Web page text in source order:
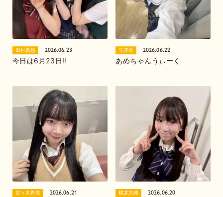
田村真悠 2026.06.23
今日は6月23日‼️
立花菖 2026.06.22
あめちゃんうぃーく
佐々木希美 2026.06.21 横井志穂 2026.06.20